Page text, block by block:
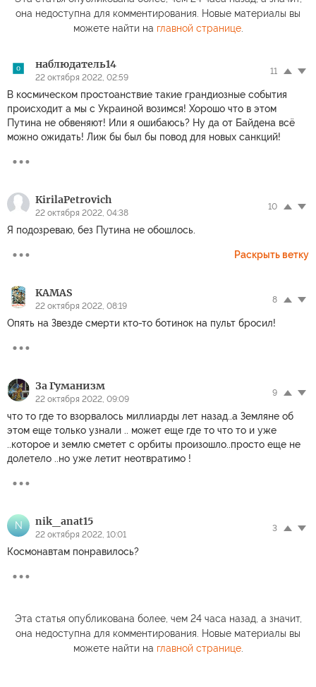
она недоступна для комментирования. Новые материалы вы
можете найти на главной странице.
наблюдатель14
22 октября 2022, 02:59
11
В космическом простоанствие такие грандиозные события
происходит а мы с Украиной возимся! Хорошо что в этом
Путина не обвеняют! Или я ошибаюсь? Ну да от Байдена всё
можно ожидать! Лиж бы был бы повод для новых санкций!
KirilaPetrovich
22 октября 2022, 04:38
10
Я подозреваю, без Путина не обошлось.
Раскрыть ветку
KAMAS
22 октября 2022, 08:19
8
Опять на Звезде смерти кто-то ботинок на пульт бросил!
За Гуманизм
22 октября 2022, 09:09
9
что то где то взорвалось миллиарды лет назад..а Земляне об
этом еще только узнали .. может еще где то что то и уже
..которое и землю сметет с орбиты произошло..просто еще не
долетело ..но уже летит неотвратимо !
N nik_anat15
22 октября 2022, 10:01
3
Космонавтам понравилось?
Эта статья опубликована более, чем 24 часа назад, а значит,
она недоступна для комментирования. Новые материалы вы
можете найти на главной странице.